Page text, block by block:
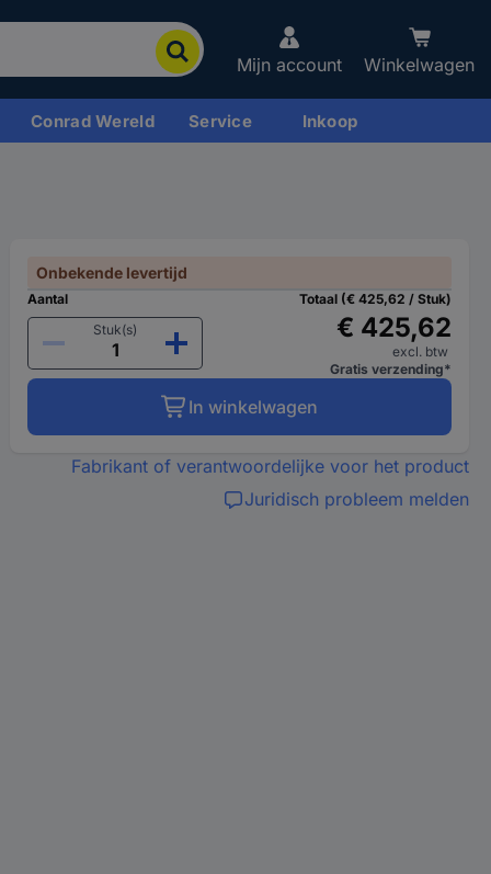
Mijn account Winkelwagen
Conrad Wereld Service Inkoop
Onbekende levertijd
Aantal
Stuk(s)
Totaal (€ 425,62 / Stuk)
€ 425,62
excl. btw
Gratis verzending*
In winkelwagen
Fabrikant of verantwoordelijke voor het product
Juridisch probleem melden